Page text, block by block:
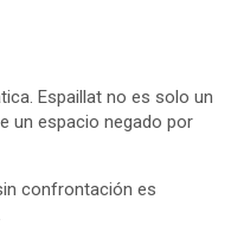
Espaillat no es solo un
un espacio negado por
confrontación es